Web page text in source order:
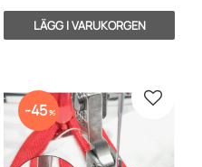
till i favoriter
45% Lägg